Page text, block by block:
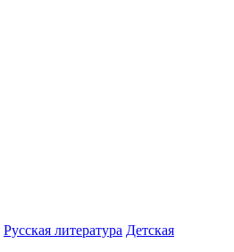
Русская литература Детская